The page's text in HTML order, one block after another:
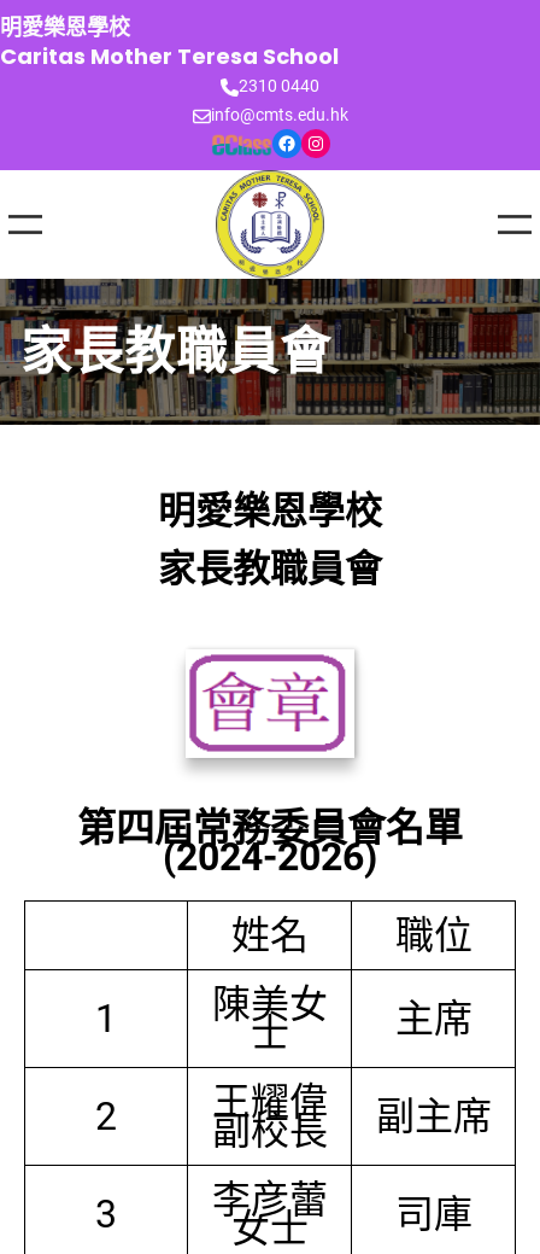
跳
至
主
明愛樂恩學校
Caritas Mother Teresa School
2310 0440
info@cmts.edu.hk
Facebook Instagram
家長教職員會
明愛樂恩學校
家長教職員會
第四屆常務委員會名單
(2024-2026)
姓名
職位
1
陳美女
士 主席
2 王耀偉
副校長 副主席
3 李彦蕾
女士 司庫